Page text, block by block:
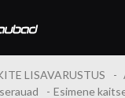
LISAVARUSTUS
Esimene